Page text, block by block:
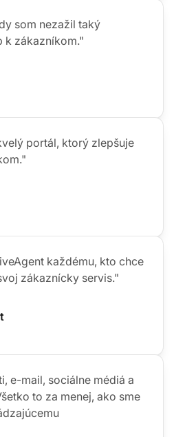
som nezažil taký
k zákazníkom."
portál, ktorý zlepšuje
každému, kto chce
zákaznícky servis."
e-mail, sociálne médiá a
to za menej, ako sme